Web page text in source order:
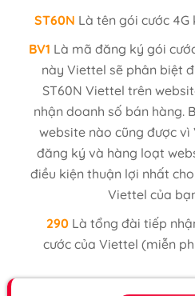
ST60N Là tên gói cước
BV1 Là mã đăng ký gói
này Viettel sẽ phân biệt
ST60N Viettel trên
nhận doanh số bán hàng.
website nào cũng được
đăng ký và hàng loạt
điều kiện thuận lợi nhất
Viettel của
290Là tổng đài tiếp
cước của Viettel (miễn